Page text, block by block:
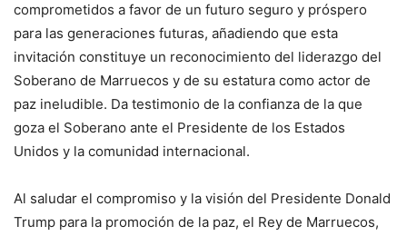
comprometidos a favor de un futuro seguro y próspero
para las generaciones futuras, añadiendo que esta
invitación constituye un reconocimiento del liderazgo del
Soberano de Marruecos y de su estatura como actor de
paz ineludible. Da testimonio de la confianza de la que
goza el Soberano ante el Presidente de los Estados
Unidos y la comunidad internacional.
Al saludar el compromiso y la visión del Presidente Donald
Trump para la promoción de la paz, el Rey de Marruecos,